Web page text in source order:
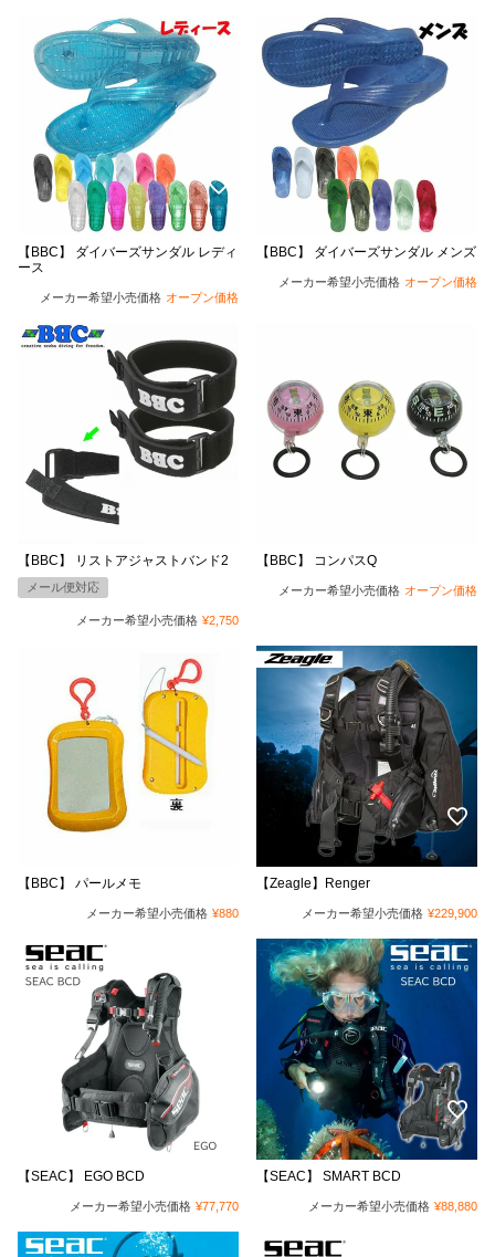
【BBC】 ダイバーズサンダル レディ
ース
メーカー希望小売価格 オープン価格
【BBC】 ダイバーズサンダル メンズ
メーカー希望小売価格 オープン価格
【BBC】 リストアジャストバンド2
メール便対応
メーカー希望小売価格 ¥2,750
【BBC】 コンパスQ
メーカー希望小売価格 オープン価格
【BBC】 パールメモ
メーカー希望小売価格 ¥880
【Zeagle】Renger
メーカー希望小売価格 ¥229,900
【SEAC】 EGO BCD
メーカー希望小売価格 ¥77,770
【SEAC】 SMART BCD
メーカー希望小売価格 ¥88,880